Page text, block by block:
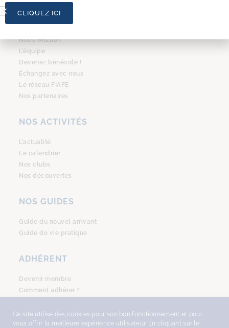
Notre Mission
L’équipe
Devenez bénévole !
Échangez avec nous
Le réseau FIAFE
Nos partenaires
NOS ACTIVITÉS
L’actualité
Le calendrier
Nos clubs
Nos découvertes
NOS GUIDES
Guide du nouvel arrivant
Guide de vie pratique
ADHÉRENT
Devenir membre
Comment adhérer ?
Ce site utilise des cookies pour son bon fonctionnement et pour
vous offrir la meilleure expérience utilisateur. En cliquant sur le
CLIQUEZ ICI